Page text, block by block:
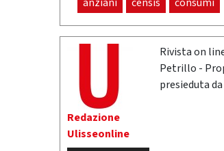
Redazione
Ulisseonline
Rivista on
Petrillo -
presieduta